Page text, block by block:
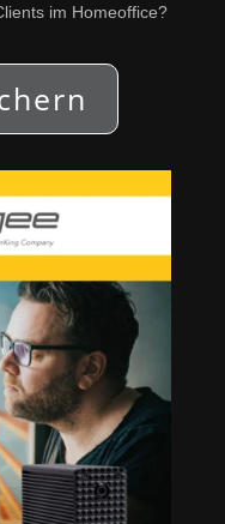
im Homeoffice?